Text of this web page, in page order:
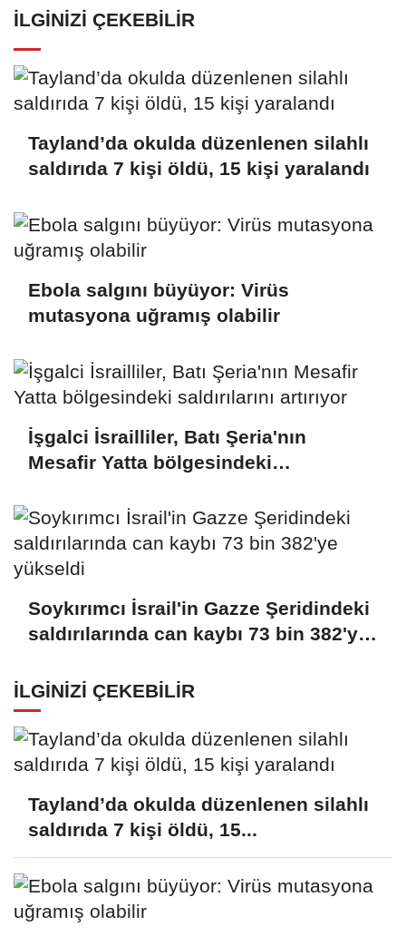
İLGINIZI ÇEKEBILIR
Tayland’da okulda düzenlenen silahlı
saldırıda 7 kişi öldü, 15 kişi yaralandı
Ebola salgını büyüyor: Virüs
mutasyona uğramış olabilir
İşgalci İsrailliler, Batı Şeria'nın
Mesafir Yatta bölgesindeki
Soykırımcı İsrail'in Gazze Şeridindeki
saldırılarında can kaybı 73 bin 382'ye
İLGINIZI ÇEKEBILIR
Tayland’da okulda düzenlenen silahlı
saldırıda 7 kişi öldü, 15...